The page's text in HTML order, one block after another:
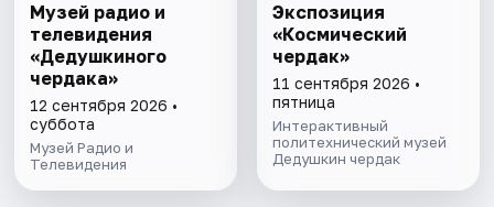
Музей радио и
телевидения
«Дедушкиного
чердака»
12 сентября 2026 •
суббота
Музей Радио и
Телевидения
Экспозиция
«Космический
чердак»
11 сентября 2026 •
пятница
Интерактивный
политехнический музей
Дедушкин чердак